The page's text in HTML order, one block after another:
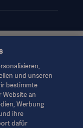
an
keinen Anspruch
Ersatz für die
oder
trägt keine
oder
basiert und
und unseren
bestimmte
an
Werbung
ihre
dafür